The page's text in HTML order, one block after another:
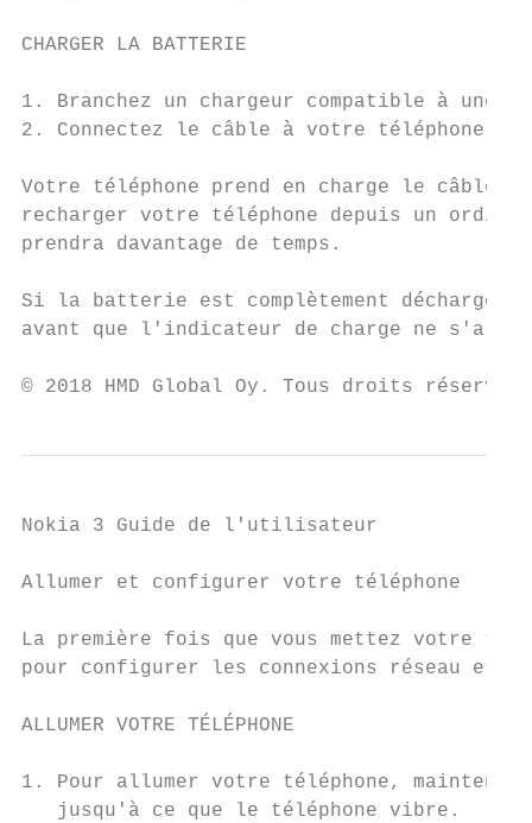
CHARGER LA BATTERIE
1. Branchez un chargeur compatible à une
2. Connectez le câble à votre téléphone.
Votre téléphone prend en charge le câble
recharger votre téléphone depuis un
prendra davantage de temps.
Si la batterie est complètement
avant que l'indicateur de charge ne
© 2018 HMD Global Oy. Tous
Nokia 3 Guide de l'utilisateur
Allumer et configurer votre téléphone
La première fois que vous mettez votre
pour configurer les connexions réseau et
ALLUMER VOTRE TÉLÉPHONE
1. Pour allumer votre téléphone, maintenez
   jusqu'à ce que le téléphone vibre.